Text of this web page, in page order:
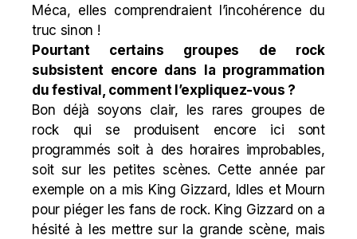
Méca, elles comprendraient l’incohérence du
truc sinon !
Pourtant certains groupes de rock
subsistent encore dans la programmation
du festival, comment l’expliquez-vous ?
Bon déjà soyons clair, les rares groupes de
rock qui se produisent encore ici sont
programmés soit à des horaires improbables,
soit sur les petites scènes. Cette année par
exemple on a mis King Gizzard, Idles et Mourn
pour piéger les fans de rock. King Gizzard on a
hésité à les mettre sur la grande scène, mais